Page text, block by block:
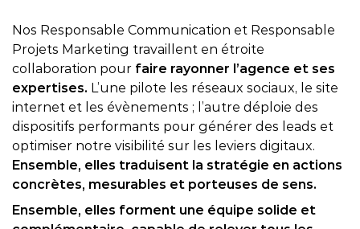
Nos Responsable Communication et Responsable
Projets Marketing travaillent en étroite
collaboration pour faire rayonner l’agence et ses
expertises. L’une pilote les réseaux sociaux, le site
internet et les évènements ; l’autre déploie des
dispositifs performants pour générer des leads et
optimiser notre visibilité sur les leviers digitaux.
Ensemble, elles traduisent la stratégie en actions
concrètes, mesurables et porteuses de sens.
Ensemble, elles forment une équipe solide et